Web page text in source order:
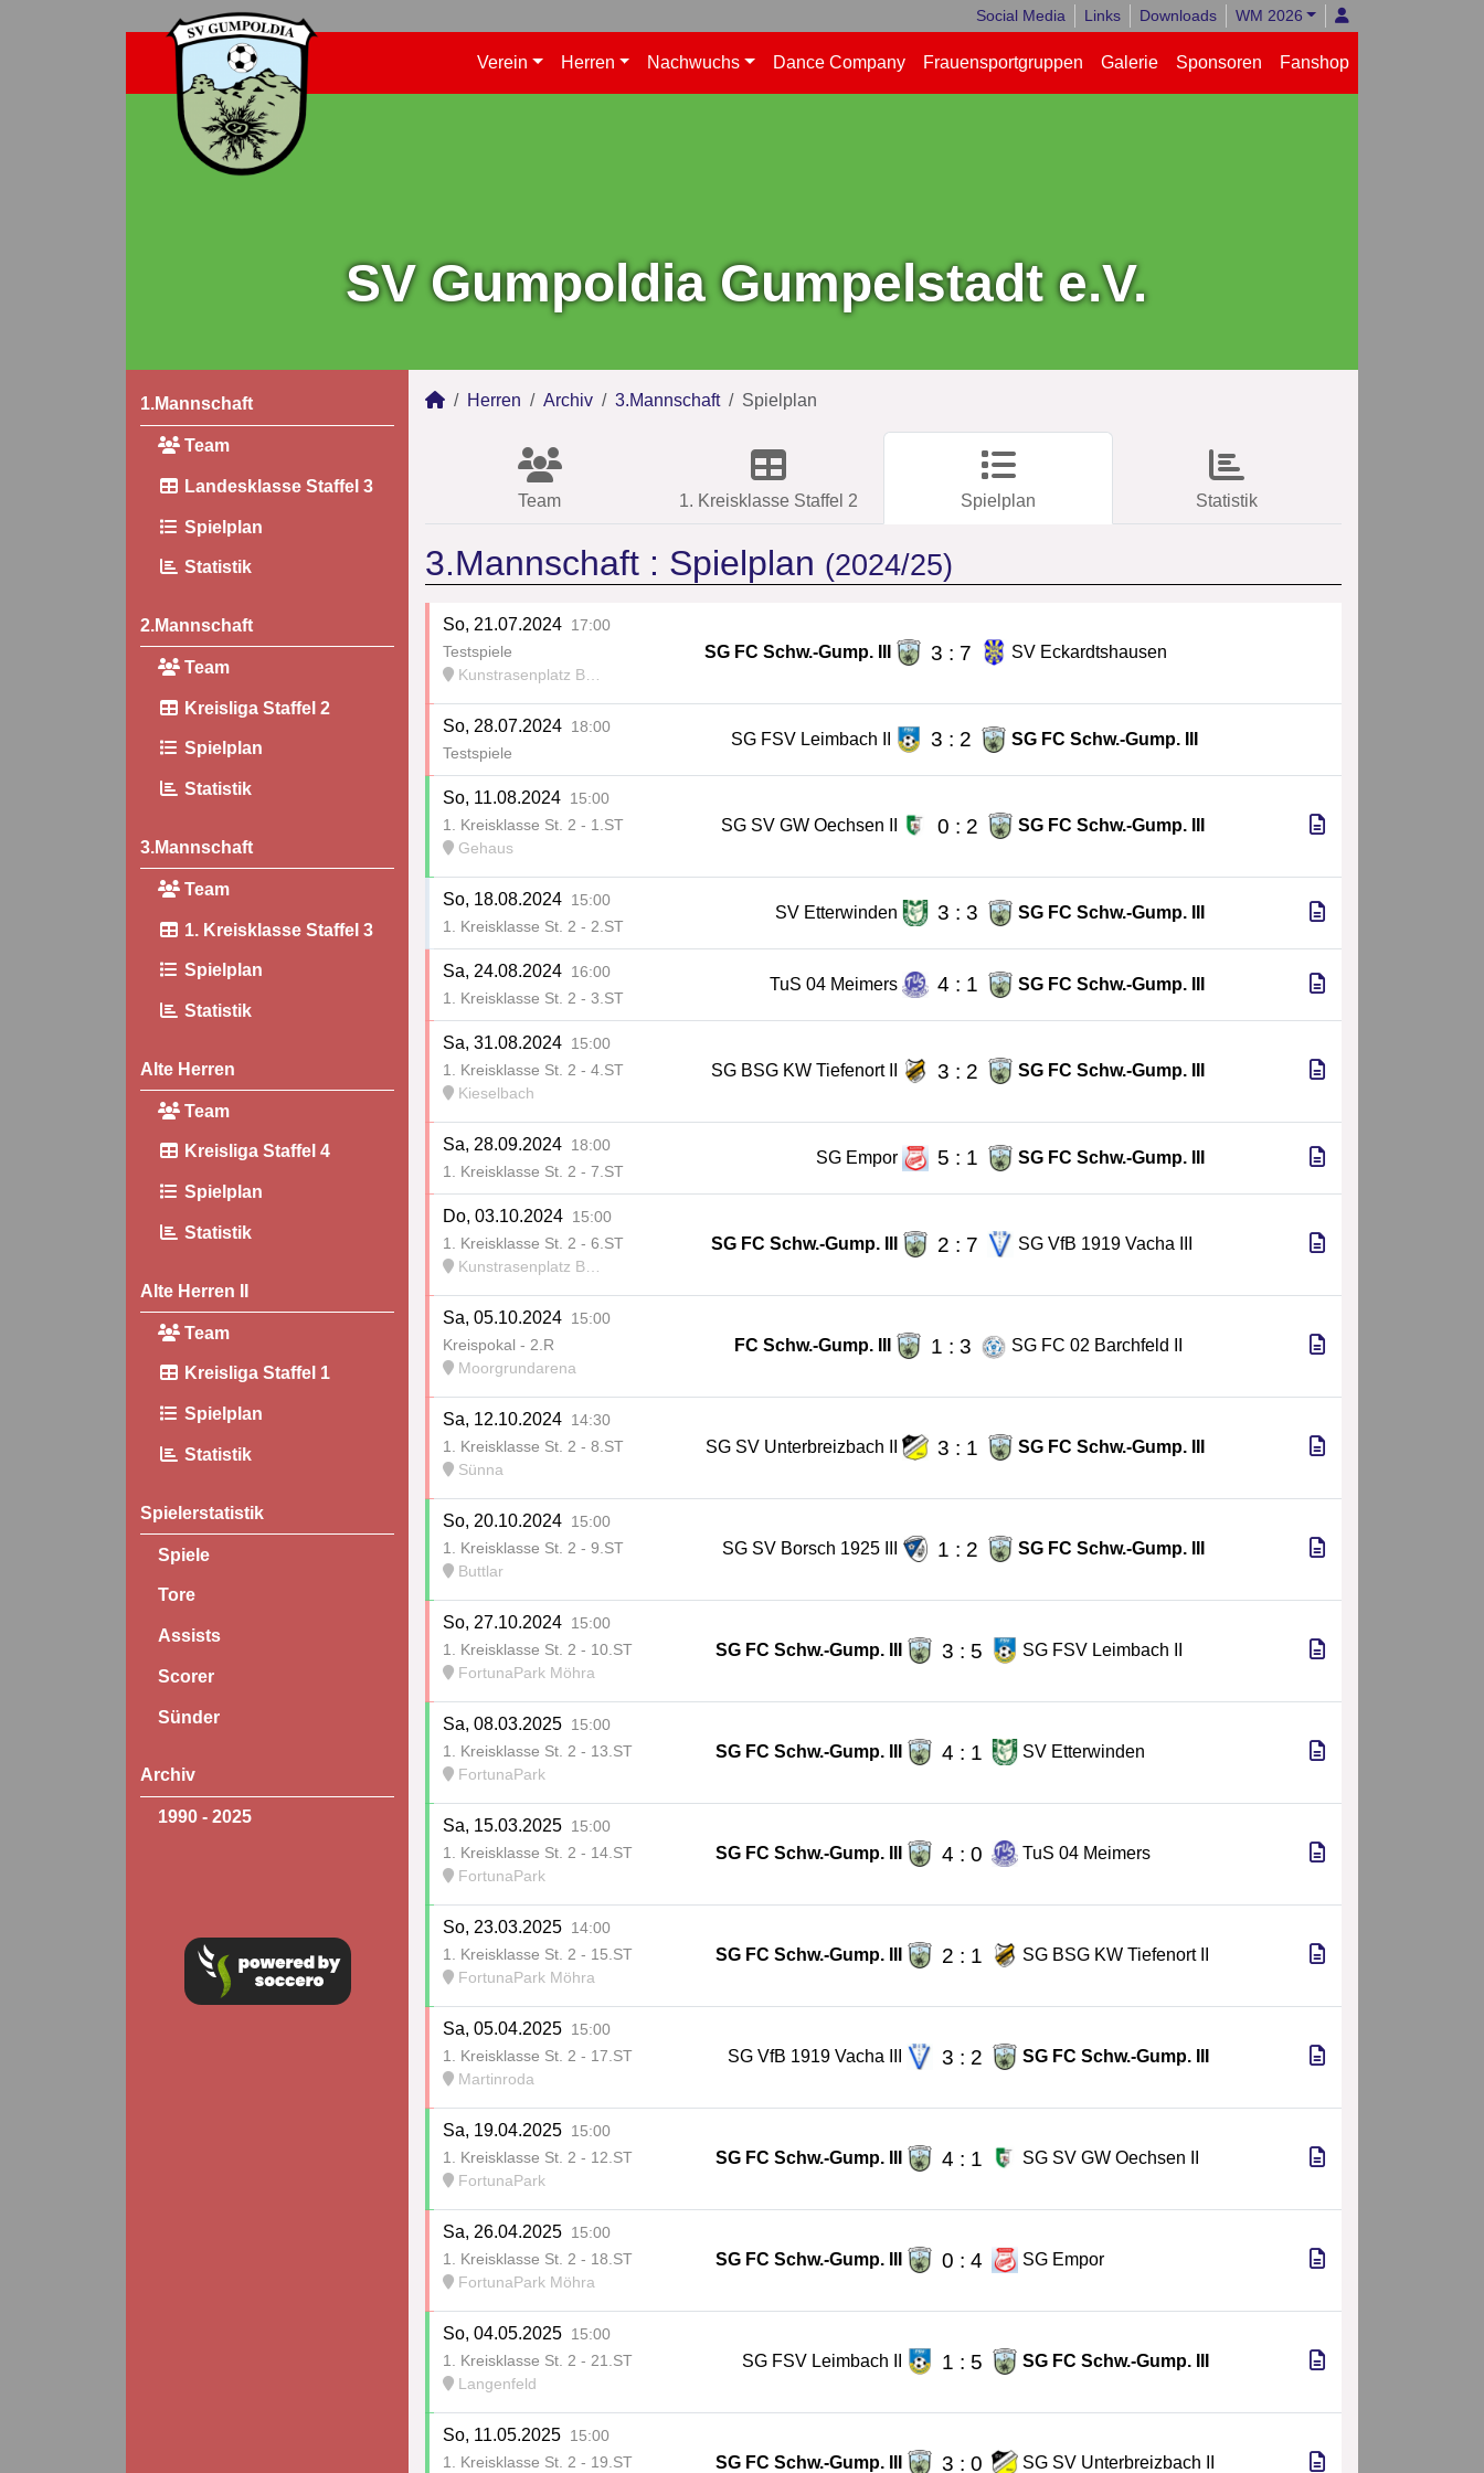
Social Media Links Downloads WM 2026
Verein Herren Nachwuchs Dance Company Frauensportgruppen Galerie Sponsoren Fanshop
SV Gumpoldia Gumpelstadt e.V.
1.Mannschaft
Team
Landesklasse Staffel 3
Spielplan
Statistik
2.Mannschaft
Team
Kreisliga Staffel 2
Spielplan
Statistik
3.Mannschaft
Team
1. Kreisklasse Staffel 3
Spielplan
Statistik
Alte Herren
Team
Kreisliga Staffel 4
Spielplan
Statistik
Alte Herren II
Team
Kreisliga Staffel 1
Spielplan
Statistik
Spielerstatistik
Spiele
Tore
Assists
Scorer
Sünder
Archiv
1990 - 2025
Herren Archiv 3.Mannschaft Spielplan
Team 1. Kreisklasse Staffel 2 Spielplan Statistik
3.Mannschaft : Spielplan (2024/25)
So, 21.07.2024 17:00
Testspiele
Kunstrasenplatz Bad Liebenstein
SG FC Schw.-Gump. III 3 : 7 SV Eckardtshausen
So, 28.07.2024 18:00
Testspiele
SG FSV Leimbach II 3 : 2 SG FC Schw.-Gump. III
So, 11.08.2024 15:00
1. Kreisklasse St. 2 - 1.ST
Gehaus
SG SV GW Oechsen II 0 : 2 SG FC Schw.-Gump. III
So, 18.08.2024 15:00
1. Kreisklasse St. 2 - 2.ST
SV Etterwinden 3 : 3 SG FC Schw.-Gump. III
Sa, 24.08.2024 16:00
1. Kreisklasse St. 2 - 3.ST
TuS 04 Meimers 4 : 1 SG FC Schw.-Gump. III
Sa, 31.08.2024 15:00
1. Kreisklasse St. 2 - 4.ST
Kieselbach
SG BSG KW Tiefenort II 3 : 2 SG FC Schw.-Gump. III
Sa, 28.09.2024 18:00
1. Kreisklasse St. 2 - 7.ST
SG Empor 5 : 1 SG FC Schw.-Gump. III
Do, 03.10.2024 15:00
1. Kreisklasse St. 2 - 6.ST
Kunstrasenplatz Bad Liebenstein
SG FC Schw.-Gump. III 2 : 7 SG VfB 1919 Vacha III
Sa, 05.10.2024 15:00
Kreispokal - 2.R
Moorgrundarena
FC Schw.-Gump. III 1 : 3 SG FC 02 Barchfeld II
Sa, 12.10.2024 14:30
1. Kreisklasse St. 2 - 8.ST
Sünna
SG SV Unterbreizbach II 3 : 1 SG FC Schw.-Gump. III
So, 20.10.2024 15:00
1. Kreisklasse St. 2 - 9.ST
Buttlar
SG SV Borsch 1925 III 1 : 2 SG FC Schw.-Gump. III
So, 27.10.2024 15:00
1. Kreisklasse St. 2 - 10.ST
FortunaPark Möhra
SG FC Schw.-Gump. III 3 : 5 SG FSV Leimbach II
Sa, 08.03.2025 15:00
1. Kreisklasse St. 2 - 13.ST
FortunaPark
SG FC Schw.-Gump. III 4 : 1 SV Etterwinden
Sa, 15.03.2025 15:00
1. Kreisklasse St. 2 - 14.ST
FortunaPark
SG FC Schw.-Gump. III 4 : 0 TuS 04 Meimers
So, 23.03.2025 14:00
1. Kreisklasse St. 2 - 15.ST
FortunaPark Möhra
SG FC Schw.-Gump. III 2 : 1 SG BSG KW Tiefenort II
Sa, 05.04.2025 15:00
1. Kreisklasse St. 2 - 17.ST
Martinroda
SG VfB 1919 Vacha III 3 : 2 SG FC Schw.-Gump. III
Sa, 19.04.2025 15:00
1. Kreisklasse St. 2 - 12.ST
FortunaPark
SG FC Schw.-Gump. III 4 : 1 SG SV GW Oechsen II
Sa, 26.04.2025 15:00
1. Kreisklasse St. 2 - 18.ST
FortunaPark Möhra
SG FC Schw.-Gump. III 0 : 4 SG Empor
So, 04.05.2025 15:00
1. Kreisklasse St. 2 - 21.ST
Langenfeld
SG FSV Leimbach II 1 : 5 SG FC Schw.-Gump. III
So, 11.05.2025 15:00
1. Kreisklasse St. 2 - 19.ST
SG FC Schw.-Gump. III 3 : 0 SG SV Unterbreizbach II